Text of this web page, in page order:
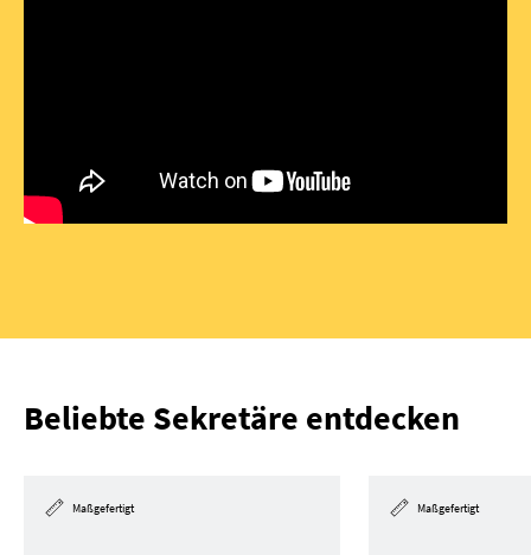
Beliebte Sekretäre entdecken
Maßgefertigt Maßgefertigt